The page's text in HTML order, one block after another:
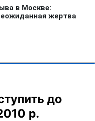
до
р.